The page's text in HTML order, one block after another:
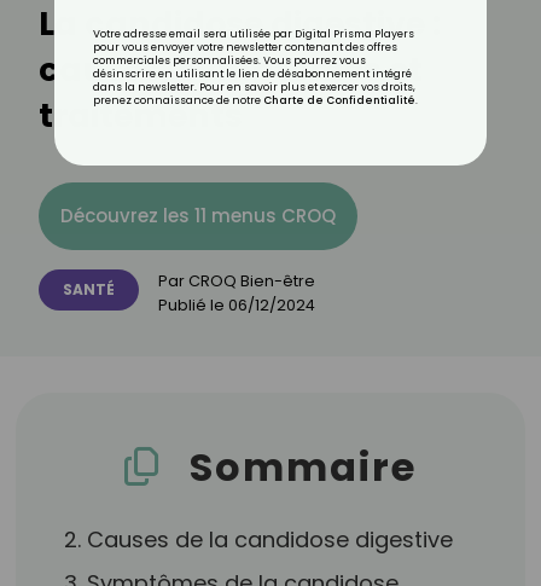
La candidose digestive :
causes, symptômes et
traitements
Découvrez les 11 menus CROQ
SANTÉ Par CROQ Bien-être
Publié le 06/12/2024
Sommaire
2. Causes de la candidose digestive
Votre adresse email sera utilisée par Digital Prisma Players
pour vous envoyer votre newsletter contenant des offres
commerciales personnalisées. Vous pourrez vous
désinscrire en utilisant le lien de désabonnement intégré
dans la newsletter. Pour en savoir plus et exercer vos droits,
prenez connaissance de notre Charte de Confidentialité.